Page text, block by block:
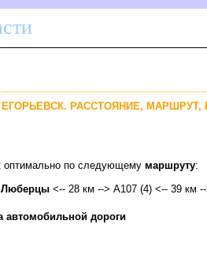
ЕГОРЬЕВСК. РАССТОЯНИЕ, МАРШРУТ,
оптимально по следующему маршруту:
Люберцы <-- 28 км --> А107 (4) <-- 39 км
автомобильной дороги